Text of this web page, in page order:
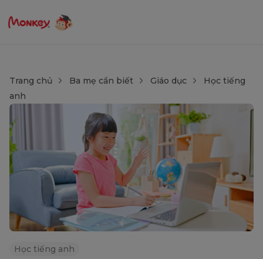
Trang chủ Ba mẹ cần biết Giáo dục
Học tiếng
anh
Học tiếng anh